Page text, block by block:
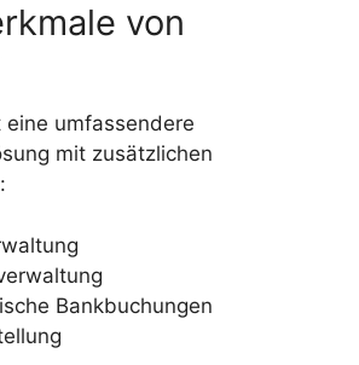
von
eine umfassendere
mit zusätzlichen
Bankbuchungen